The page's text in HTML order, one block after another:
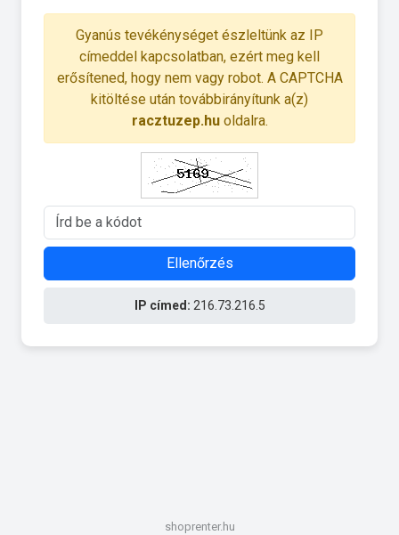
Gyanús tevékénységet észleltünk az IP
címeddel kapcsolatban, ezért meg kell
erősítened, hogy nem vagy robot. A CAPTCHA
kitöltése után továbbirányítunk a(z)
racztuzep.huoldalra.
Ellenőrzés
IP címed: 216.73.216.5
shoprenter.hu